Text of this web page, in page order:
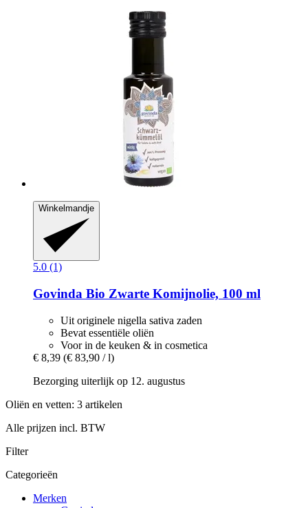
Winkelmandje
5.0 (1)
Govinda Bio Zwarte Komijnolie, 100 ml
Uit originele nigella sativa zaden
Bevat essentiële oliën
Voor in de keuken & in cosmetica
€ 8,39 (€ 83,90 / l)
Bezorging uiterlijk op 12. augustus
Oliën en vetten: 3 artikelen
Alle prijzen incl. BTW
Filter
Categorieën
Merken